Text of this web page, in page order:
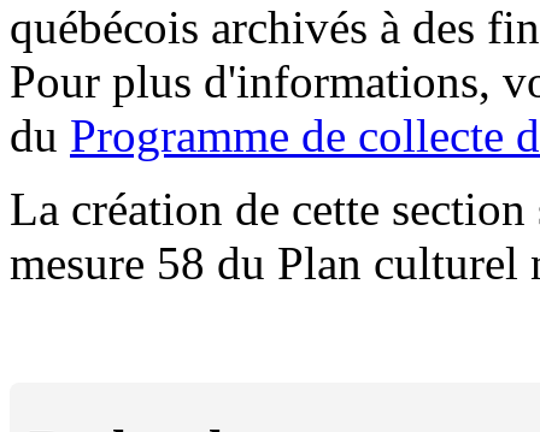
québécois archivés à des
Pour plus d'informations,
du Programme de collecte
La création de cette
mesure 58 du Plan culturel